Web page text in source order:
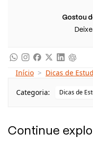
NBR 6027 –
NBR 6024 –
NBR 15287 –
Elementos pré-
Gostou
Início > Dicas de
Categoria: Dicas de
Continue